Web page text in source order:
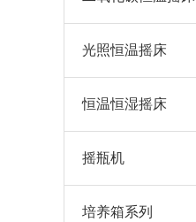
光照恒温摇床
恒温恒湿摇床
摇瓶机
培养箱系列